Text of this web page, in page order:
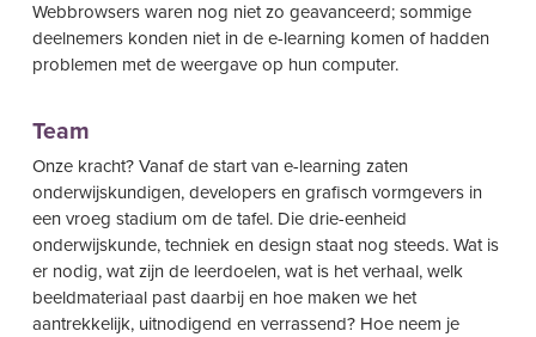
Webbrowsers waren nog niet zo geavanceerd; sommige
deelnemers konden niet in de e-learning komen of hadden
problemen met de weergave op hun computer.
Team
Onze kracht? Vanaf de start van e-learning zaten
onderwijskundigen, developers en grafisch vormgevers in
een vroeg stadium om de tafel. Die drie-eenheid
onderwijskunde, techniek en design staat nog steeds. Wat is
er nodig, wat zijn de leerdoelen, wat is het verhaal, welk
beeldmateriaal past daarbij en hoe maken we het
aantrekkelijk, uitnodigend en verrassend? Hoe neem je